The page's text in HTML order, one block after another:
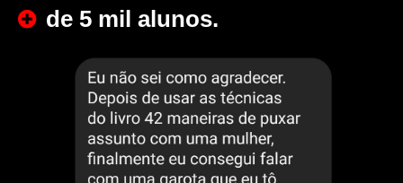
de 5 mil alunos.